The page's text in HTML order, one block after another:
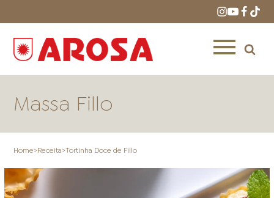
Massa Fillo
Home>Receita>Tortinha Doce de Fillo